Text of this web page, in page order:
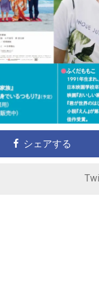
シェアする